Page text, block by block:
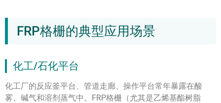
FRP格栅的典型应用场景
化工/石化平台
化工厂的反应釜平台、管道走廊、操作平台常年暴露在酸
雾、碱气和溶剂蒸气中。FRP格栅（尤其是乙烯基酯树脂